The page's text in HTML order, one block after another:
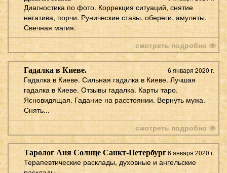
Диагностика по фото. Коррекция ситуаций, снятие
негатива, порчи. Рунические ставы, обереги, амулеты.
Свечная магия.
смотреть подробно
6 января 2020 г.
Гадалка в Киеве.
Гадалка в Киеве. Сильная гадалка в Киеве. Лучшая
гадалка в Киеве. Отзывы гадалка. Карты таро.
Ясновидящая. Гадание на расстоянии. Вернуть мужа.
Снять...
смотреть подробно
6 января 2020 г.
Таролог Аня Солнце Санкт-Петербург
Терапевтические расклады, духовные и ангельские